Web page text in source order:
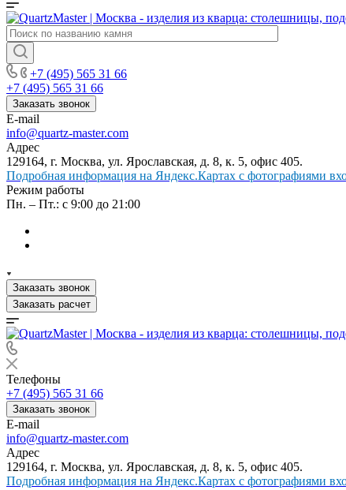
+7 (495) 565 31 66
+7 (495) 565 31 66
Заказать звонок
E-mail
info@quartz-master.com
Адрес
129164, г. Москва, ул. Ярославская, д. 8, к. 5, офис 405.
Подробная информация на Яндекс.Картах с фотографиями
Режим работы
Пн. – Пт.: с 9:00 до 21:00
Заказать звонок
Заказать расчет
Телефоны
+7 (495) 565 31 66
Заказать звонок
E-mail
info@quartz-master.com
Адрес
129164, г. Москва, ул. Ярославская, д. 8, к. 5, офис 405.
Подробная информация на Яндекс.Картах с фотографиями